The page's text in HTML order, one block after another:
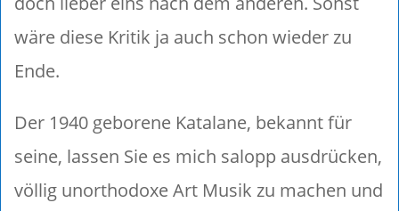
wäre diese Kritik ja auch schon wieder zu
Ende.
Der 1940 geborene Katalane, bekannt für
seine, lassen Sie es mich salopp ausdrücken,
völlig unorthodoxe Art Musik zu machen und